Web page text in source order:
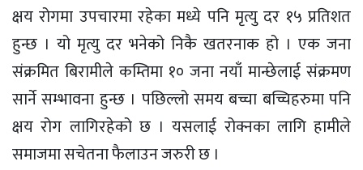
क्षय रोगमा उपचारमा रहेका मध्ये पनि मृत्यु दर १५ प्रतिशत
हुन्छ । यो मृत्यु दर भनेको निकै खतरनाक हो । एक जना
संक्रमित बिरामीले कम्तिमा १० जना नयाँ मान्छेलाई संक्रमण
सार्ने सम्भावना हुन्छ । पछिल्लो समय बच्चा बच्चिहरुमा पनि
क्षय रोग लागिरहेको छ । यसलाई रोक्नका लागि हामीले
समाजमा सचेतना फैलाउन जरुरी छ ।